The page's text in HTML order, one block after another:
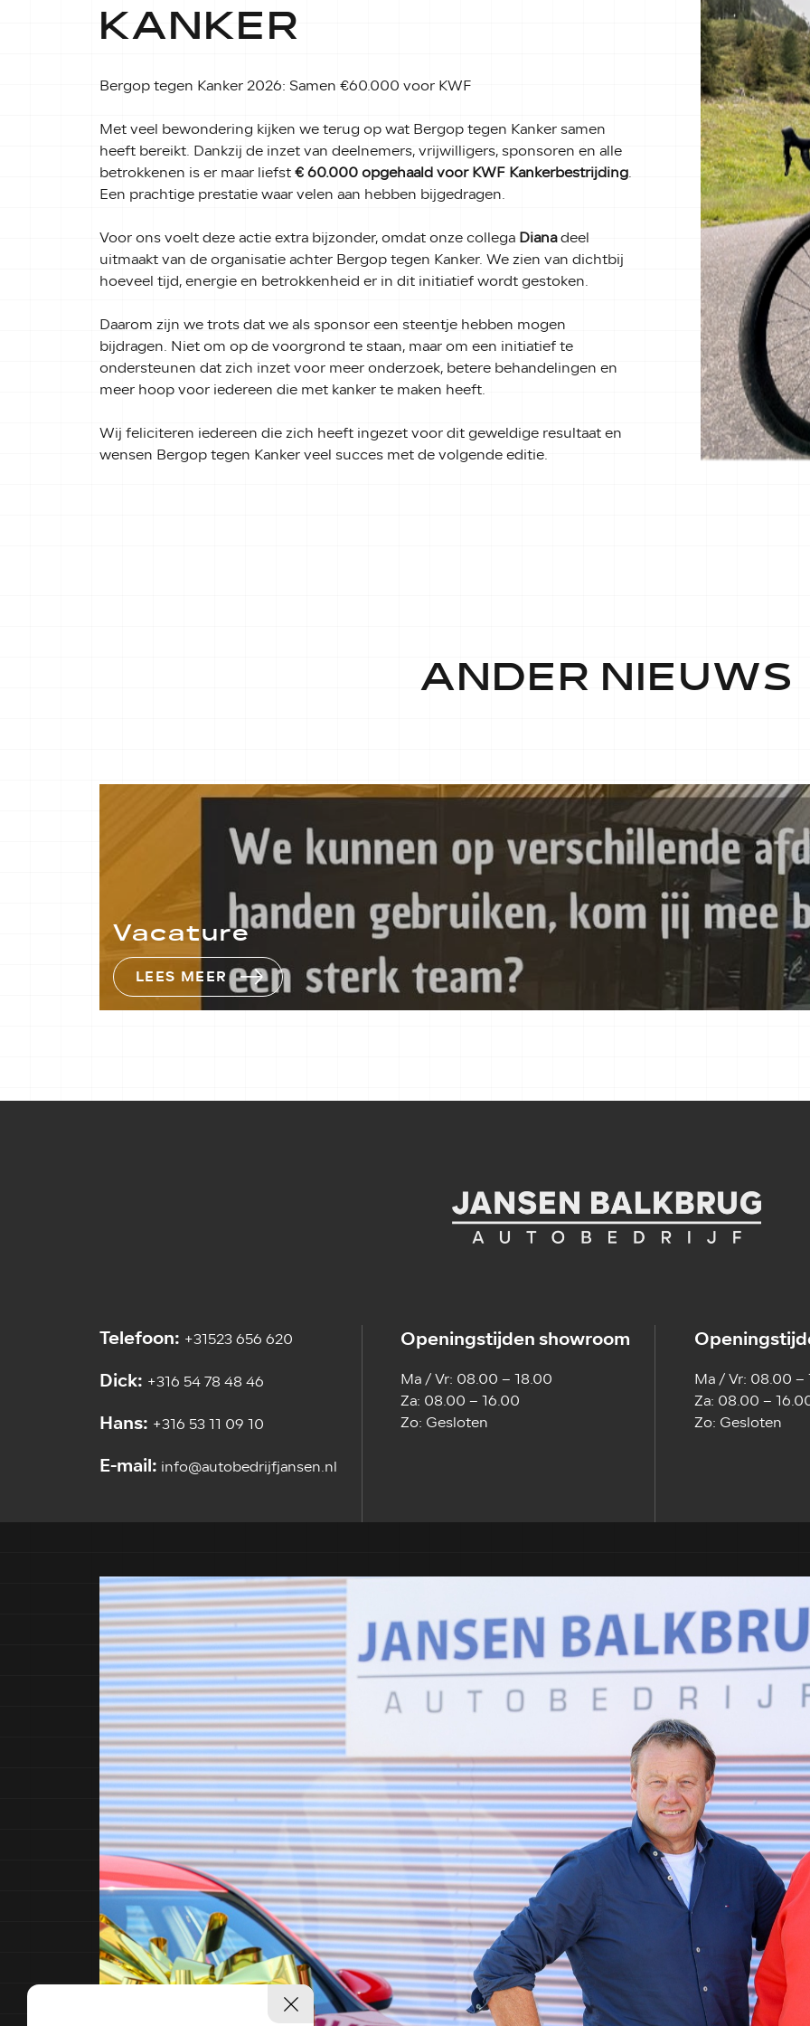
KANKER
Bergop tegen Kanker 2026: Samen €60.000 voor KWF
Met veel bewondering kijken we terug op wat Bergop tegen Kanker samen
heeft bereikt. Dankzij de inzet van deelnemers, vrijwilligers, sponsoren en alle
betrokkenen is er maar liefst€ 60.000 opgehaald voor KWF Kankerbestrijding.
Een prachtige prestatie waar velen aan hebben bijgedragen.
Voor ons voelt deze actie extra bijzonder, omdat onze collega Dianadeel
uitmaakt van de organisatie achter Bergop tegen Kanker. We zien van dichtbij
hoeveel tijd, energie en betrokkenheid er in dit initiatief wordt gestoken.
Daarom zijn we trots dat we als sponsor een steentje hebben mogen
bijdragen. Niet om op de voorgrond te staan, maar om een initiatief te
ondersteunen dat zich inzet voor meer onderzoek, betere behandelingen en
meer hoop voor iedereen die met kanker te maken heeft.
Wij feliciteren iedereen die zich heeft ingezet voor dit geweldige resultaat en
wensen Bergop tegen Kanker veel succes met de volgende editie.
ANDER NIEUWS
Vacature
LEES MEER
Telefoon: +31523 656 620
Dick: +316 54 78 48 46
Hans: +316 53 11 09 10
E-mail: info@autobedrijfjansen.nl
Openingstijden showroom
Ma / Vr: 08.00 – 18.00
Za: 08.00 – 16.00
Zo: Gesloten
Ma / Vr: 08.00 –
Za: 08.00 –
Zo: Gesloten